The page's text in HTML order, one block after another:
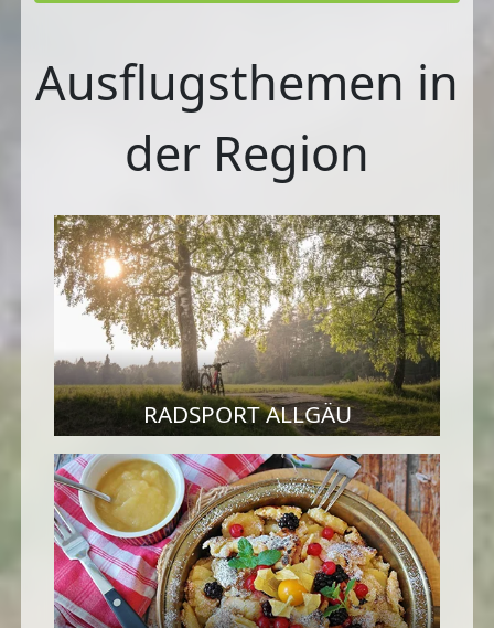
Ausflugsthemen in
der Region
RADSPORT ALLGÄU